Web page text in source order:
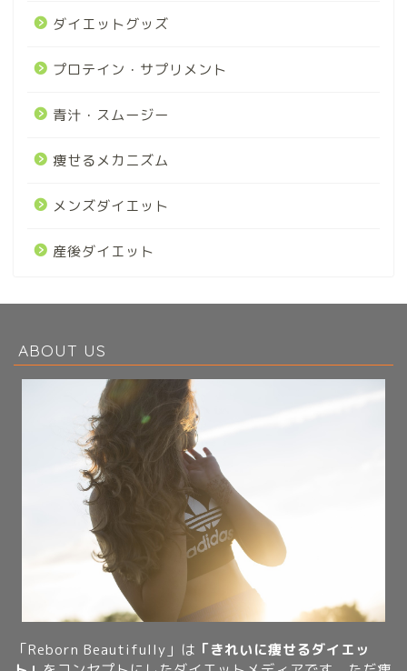
ダイエットグッズ
プロテイン・サプリメント
青汁・スムージー
痩せるメカニズム
メンズダイエット
産後ダイエット
ABOUT US
「Reborn Beautifully」は 「きれいに痩せるダイエッ